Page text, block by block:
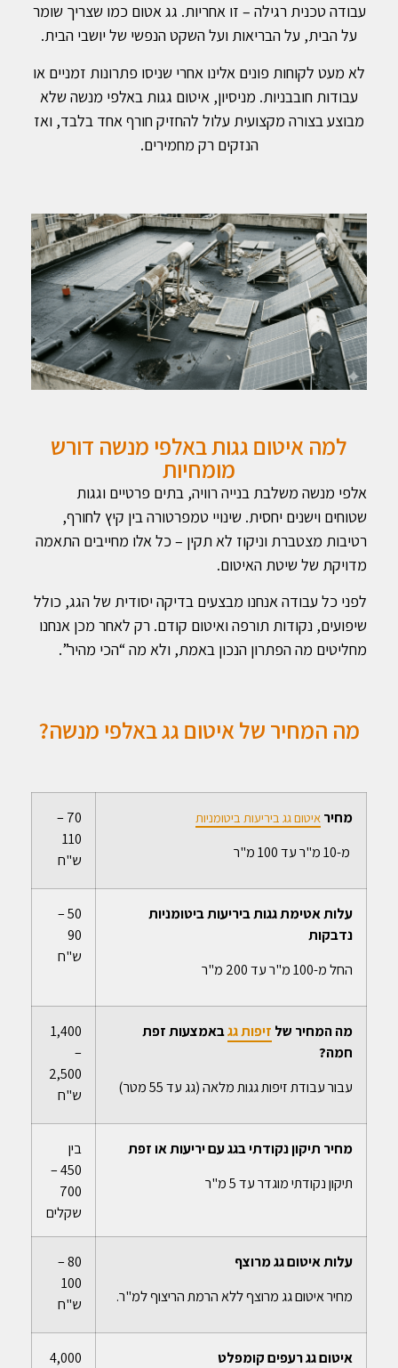
עבודה טכנית רגילה – זו אחריות. גג אטום כמו שצריך שומר
על הבית, על הבריאות ועל השקט הנפשי של יושבי הבית.
לא מעט לקוחות פונים אלינו אחרי שניסו פתרונות זמניים או
עבודות חובבניות. מניסיון, איטום גגות באלפי מנשה שלא
מבוצע בצורה מקצועית עלול להחזיק חורף אחד בלבד, ואז
הנזקים רק מחמירים.
למה איטום גגות באלפי מנשה דורש
מומחיות
אלפי מנשה משלבת בנייה רוויה, בתים פרטיים וגגות
שטוחים וישנים יחסית. שינויי טמפרטורה בין קיץ לחורף,
רטיבות מצטברת וניקוז לא תקין – כל אלו מחייבים התאמה
מדויקת של שיטת האיטום.
לפני כל עבודה אנחנו מבצעים בדיקה יסודית של הגג, כולל
שיפועים, נקודות תורפה ואיטום קודם. רק לאחר מכן אנחנו
מחליטים מה הפתרון הנכון באמת, ולא מה “הכי מהיר”.
מה המחיר של איטום גג באלפי מנשה?
מחיר איטום גג ביריעות ביטומניות
מ-10 מ"ר עד 100 מ"ר
70 –
110
ש"ח
עלות אטימת גגות ביריעות ביטומניות
נדבקות
החל מ-100 מ"ר עד 200 מ"ר
50 –
90
ש"ח
מה המחיר של זיפות גגבאמצעות זפת
חמה?
עבור עבודת זיפות גגות מלאה (גג עד 55 מטר)
1,400
–
2,500
ש"ח
מחיר תיקון נקודתי בגג עם יריעות או זפת
תיקון נקודתי מוגדר עד 5 מ"ר
בין
450 –
700
שקלים
עלות איטום גג מרוצף
מחיר איטום גג מרוצף ללא הרמת הריצוף למ"ר.
80 –
100
ש"ח
איטום גג רעפים קומפלט 4,000